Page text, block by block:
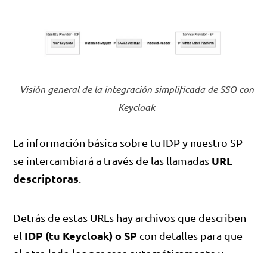
Visión general de la integración simplificada de SSO con
Keycloak
La información básica sobre tu IDP y nuestro SP
se intercambiará a través de las llamadas URL
descriptoras.
Detrás de estas URLs hay archivos que describen
el IDP (tu Keycloak)o SP con detalles para que